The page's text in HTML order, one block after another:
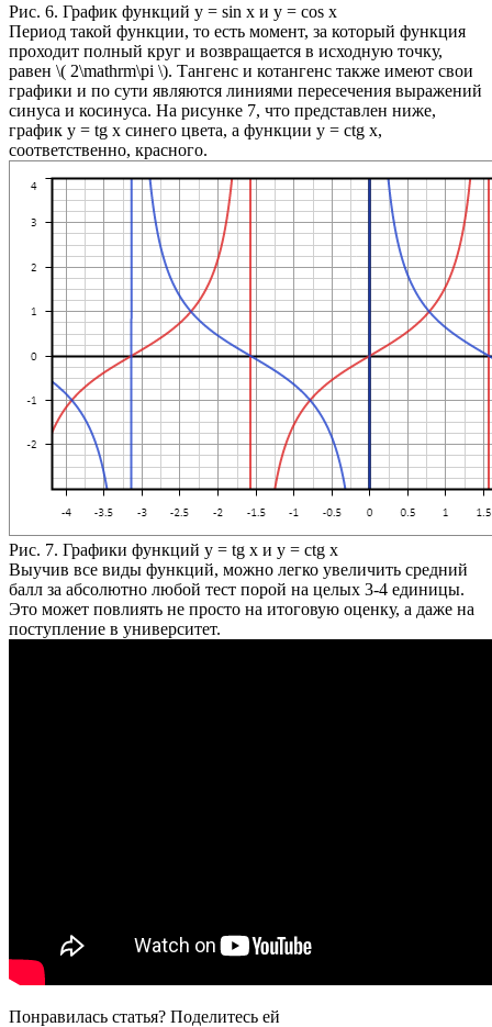
Рис. 6. График функций y = sin x и y = cos x
Период такой функции, то есть момент, за который функция
проходит полный круг и возвращается в исходную точку,
равен \( 2\mathrm\pi \). Тангенс и котангенс также имеют свои
графики и по сути являются линиями пересечения выражений
синуса и косинуса. На рисунке 7, что представлен ниже,
график y = tg x синего цвета, а функции y = ctg x,
соответственно, красного.
Рис. 7. Графики функций y = tg x и y = ctg x
Выучив все виды функций, можно легко увеличить средний
балл за абсолютно любой тест порой на целых 3-4 единицы.
Это может повлиять не просто на итоговую оценку, а даже на
поступление в университет.
Понравилась статья? Поделитесь ей